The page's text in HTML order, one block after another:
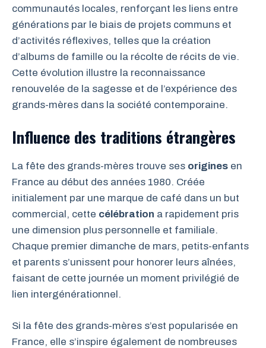
communautés locales, renforçant les liens entre
générations par le biais de projets communs et
d’activités réflexives, telles que la création
d’albums de famille ou la récolte de récits de vie.
Cette évolution illustre la reconnaissance
renouvelée de la sagesse et de l’expérience des
grands-mères dans la société contemporaine.
Influence des traditions étrangères
La fête des grands-mères trouve ses origines en
France au début des années 1980. Créée
initialement par une marque de café dans un but
commercial, cette célébration a rapidement pris
une dimension plus personnelle et familiale.
Chaque premier dimanche de mars, petits-enfants
et parents s’unissent pour honorer leurs aînées,
faisant de cette journée un moment privilégié de
lien intergénérationnel.
Si la fête des grands-mères s’est popularisée en
France, elle s’inspire également de nombreuses